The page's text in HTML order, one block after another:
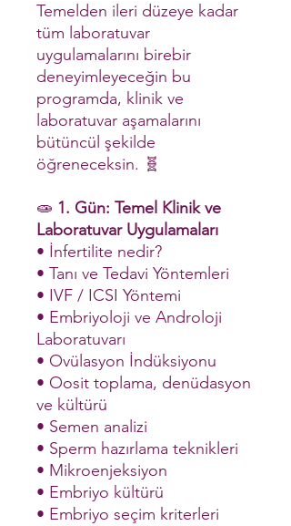
Temelden ileri düzeye kadar
tüm laboratuvar
uygulamalarını birebir
deneyimleyeceğin bu
programda, klinik ve
laboratuvar aşamalarını
bütüncül şekilde
öğreneceksin. 🧬
🧫 1. Gün: Temel Klinik ve
Laboratuvar Uygulamaları
• İnfertilite nedir?
• Tanı ve Tedavi Yöntemleri
• IVF / ICSI Yöntemi
• Embriyoloji ve Androloji
Laboratuvarı
• Ovülasyon İndüksiyonu
• Oosit toplama, denüdasyon
ve kültürü
• Semen analizi
• Sperm hazırlama teknikleri
• Mikroenjeksiyon
• Embriyo kültürü
• Embriyo seçim kriterleri